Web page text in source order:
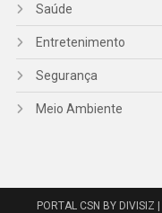
Saúde
Entretenimento
Segurança
Meio Ambiente
PORTAL CSN BY DIVISIZ |